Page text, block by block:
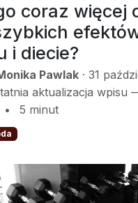
coraz więcej
i diecie?
Pawlak · 31
aktualizacja wpisu
• 5 minut